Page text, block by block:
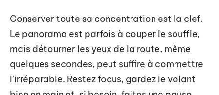
Conserver toute sa concentration est la clef.
Le panorama est parfois à couper le souffle,
mais détourner les yeux de la route, même
quelques secondes, peut suffire à commettre
l’irréparable. Restez focus, gardez le volant